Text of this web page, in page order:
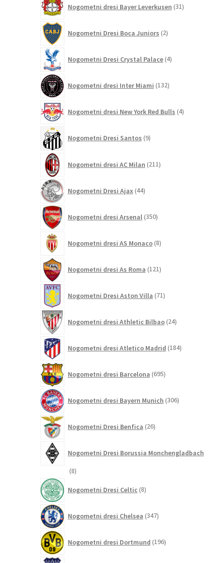
Nogometni dresi Bayer Leverkusen 31izdelkov
Nogometni Dresi Boca Juniors 2izdelka
Nogometni Dresi Crystal Palace 4izdelki
Nogometni dresi Inter Miami 132izdelkov
Nogometni dresi New York Red Bulls 4izdelki
Nogometni Dresi Santos 9izdelkov
Nogometni dresi AC Milan 211izdelkov
Nogometni Dresi Ajax 44izdelkov
Nogometni dresi Arsenal 350izdelkov
Nogometni dresi AS Monaco 8izdelkov
Nogometni dresi As Roma 121izdelkov
Nogometni Dresi Aston Villa 71izdelkov
Nogometni dresi Athletic Bilbao 24izdelkov
Nogometni dresi Atletico Madrid 184izdelkov
Nogometni dresi Barcelona 695izdelkov
Nogometni dresi Bayern Munich 306izdelkov
Nogometni Dresi Benfica 26izdelkov
Nogometni Dresi Borussia Monchengladbach
88
Nogometni Dresi Celtic 8izdelkov
Nogometni dresi Chelsea 347izdelkov
Nogometni dresi Dortmund 196izdelkov